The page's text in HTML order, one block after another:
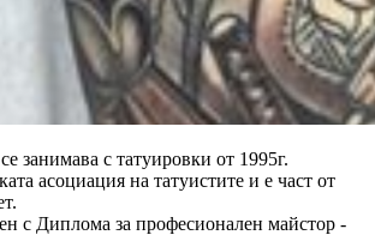
занимава с татуировки от 1995г.
асоциация на татуистите и е част от
с Диплома за професионален майстор -